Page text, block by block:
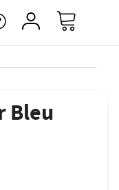
Bleu